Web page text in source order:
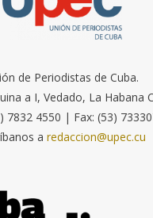
de Periodistas de Cuba.
a I, Vedado, La Habana
7832 4550 | Fax: (53)
a redaccion@upec.cu